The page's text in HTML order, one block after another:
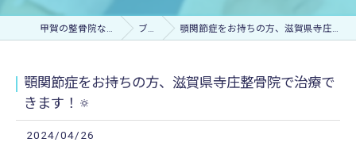
甲賀の整骨院なら寺庄整骨院 ブログ 顎関節症をお持ちの方、滋賀県寺庄整骨院で治療できます！🔅
顎関節症をお持ちの方、滋賀県寺庄整骨院で治療で
きます！🔅
2024/04/26